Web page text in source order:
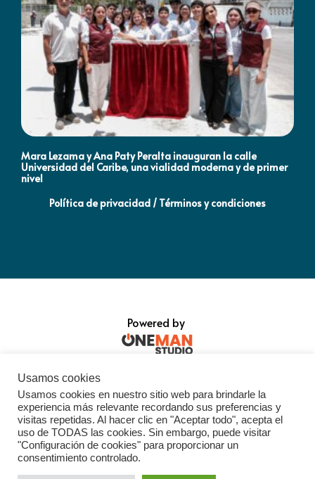
Mara Lezama y Ana Paty Peralta inauguran la calle
Universidad del Caribe, una vialidad moderna y de primer
nivel
Política de privacidad / Términos y condiciones
Powered by
Usamos cookies
Usamos cookies en nuestro sitio web para brindarle la
experiencia más relevante recordando sus preferencias y
visitas repetidas. Al hacer clic en "Aceptar todo", acepta el
uso de TODAS las cookies. Sin embargo, puede visitar
"Configuración de cookies" para proporcionar un
consentimiento controlado.